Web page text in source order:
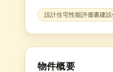
設計住宅性能評価書建
物件概要